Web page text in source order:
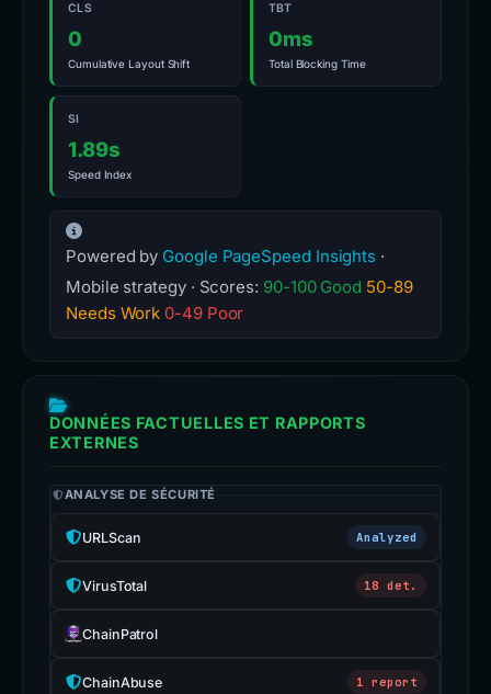
CLS
0
Cumulative Layout Shift
TBT
0ms
Total Blocking Time
SI
1.89s
Speed Index
Powered by Google PageSpeed Insights ·
Mobile strategy · Scores: 90-100 Good 50-89
Needs Work 0-49 Poor
DONNÉES FACTUELLES ET RAPPORTS
EXTERNES
ANALYSE DE SÉCURITÉ
URLScan Analyzed
VirusTotal 18 det.
ChainPatrol
ChainAbuse 1 report